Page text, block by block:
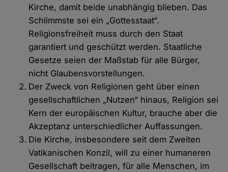
Kirche, damit beide unabhängig blieben. Das
Schlimmste sei ein „Gottesstaat“.
Religionsfreiheit muss durch den Staat
garantiert und geschützt werden. Staatliche
Gesetze seien der Maßstab für alle Bürger,
nicht Glaubensvorstellungen.
Der Zweck von Religionen geht über einen
gesellschaftlichen „Nutzen“ hinaus, Religion sei
Kern der europäischen Kultur, brauche aber die
Akzeptanz unterschiedlicher Auffassungen.
Die Kirche, insbesondere seit dem Zweiten
Vatikanischen Konzil, will zu einer humaneren
Gesellschaft beitragen, für alle Menschen, im